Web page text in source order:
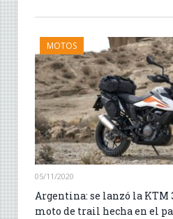
MOTOS
05/11/2020
Argentina: se lanzó la KTM
moto de trail hecha en el